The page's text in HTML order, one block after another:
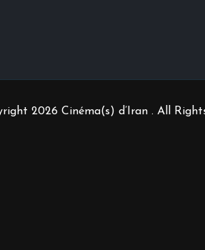
2026 Cinéma(s) d’Iran . All